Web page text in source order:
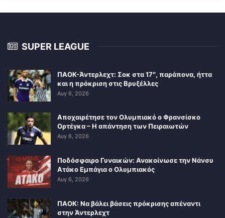
SUPER LEAGUE
ΠΑΟΚ-Άντερλεχτ: Σοκ στα 17″, παράπονα, ήττα
και η πρόκριση στις Βρυξέλλες
Αυγ 6, 2026
Αποχαιρέτησε τον Ολυμπιακό ο Φρανσίσκο
Ορτέγκα – Η απάντηση των Πειραιωτών
Αυγ 6, 2026
Ποδόσφαιρο Γυναικών: Ανακοίνωσε την Νάνσυ
Ατάκο Εμπάγια ο Ολυμπιακός
Αυγ 6, 2026
ΠΑΟΚ: Να βάλει βάσεις πρόκρισης απέναντι
στην Άντερλεχτ